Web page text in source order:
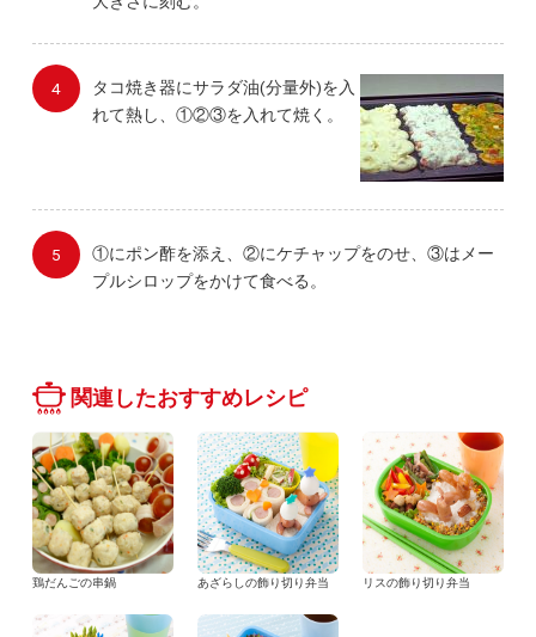
タコ焼き器にサラダ油(分量外)を入
れて熱し、①②③を入れて焼く。
①にポン酢を添え、②にケチャップをのせ、③はメー
プルシロップをかけて食べる。
関連したおすすめレシピ
鶏だんごの串鍋 あざらしの飾り切り弁当 リスの飾り切り弁当